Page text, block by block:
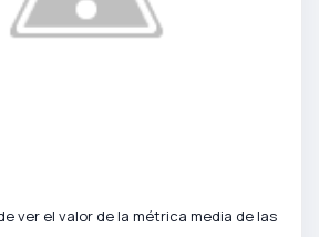
ver el valor de la métrica media de las